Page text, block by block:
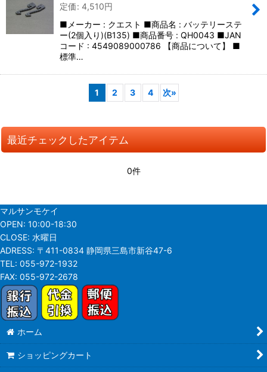
定価: 4,510円
■メーカー : クエスト ■商品名 : バッテリーステ
ー(2個入り)(B135) ■商品番号 : QH0043 ■JAN
コード : 4549089000786 【商品について】 ■
標準…
1 2 3 4 次»
最近チェックしたアイテム
0件
マルサンモケイ
OPEN: 10:00-18:30
CLOSE: 水曜日
ADRESS: 〒411-0834 静岡県三島市新谷47-6
TEL: 055-972-1932
FAX: 055-972-2678
ホーム
ショッピングカート